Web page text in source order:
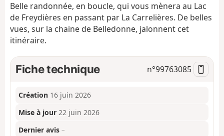
i
g
o
Belle randonnée, en boucle, qui vous mènera au Lac
de Freydières en passant par La Carrelières. De belles
vues, sur la chaine de Belledonne, jalonnent cet
itinéraire.
Fiche technique n°99763085
Création 16 juin 2026
Mise à jour 22 juin 2026
Dernier avis –